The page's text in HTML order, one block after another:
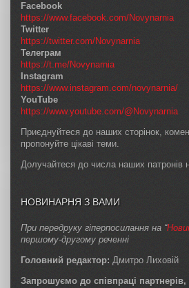
Facebook
https://www.facebook.com/Novynarnia
Twitter
https://twitter.com/Novynarnia
Телеграм
https://t.me/Novynarnia
Instagram
https://www.instagram.com/novynarnia/
YouTube
https://www.youtube.com/@Novynarnia
Приєднуйтеся до наших сторінок,
пропонуйте цікаві теми.
Долучайтеся до числа наших патронів
НОВИНАРНЯ З ВАМИ
При передруку гіперпосилання на “
першому-другому реченні
Головний редактор: Дмитро Лиховій
Запрошуємо до співпраці